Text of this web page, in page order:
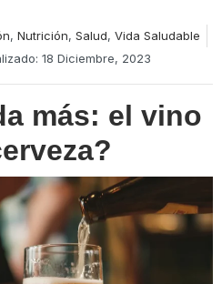
, Nutrición, Salud, Vida Saludable
18 Diciembre, 2023
más: el vino